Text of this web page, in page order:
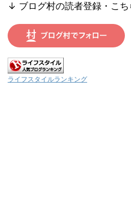
↓ ブログ村の読者登録・こ
ライフスタイルランキング